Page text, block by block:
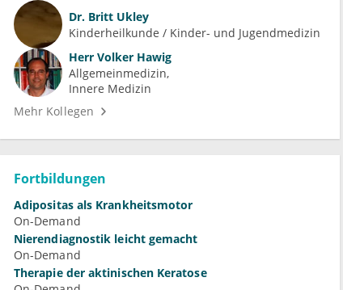
Dr. Britt Ukley
Kinderheilkunde / Kinder- und Jugendmedizin
Herr Volker Hawig
Allgemeinmedizin
Innere Medizin
Mehr Kollegen
Fortbildungen
Adipositas als Krankheitsmotor
On-Demand
Nierendiagnostik leicht gemacht
On-Demand
Therapie der aktinischen Keratose